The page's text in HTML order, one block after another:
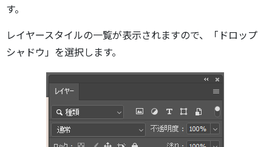
す。
レイヤースタイルの一覧が表示されますので、「ドロップ
シャドウ」を選択します。